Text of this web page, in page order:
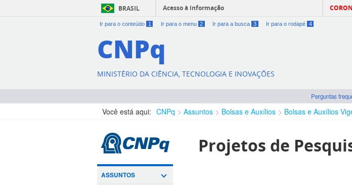
BRASIL Acesso à informação
Ir para o conteúdo 1 Ir para o menu 2 Ir para a busca 3 Ir para o rodapé 4
CNPq
MINISTÉRIO DA CIÊNCIA, TECNOLOGIA E INOVAÇÕES
Perguntas
Você está aqui: CNPq Assuntos Bolsas e Auxílios Bolsas e Auxílios
ASSUNTOS
Projetos de